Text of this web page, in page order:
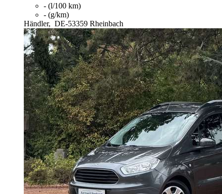
- (l/100 km)
- (g/km)
Händler, DE-53359 Rheinbach